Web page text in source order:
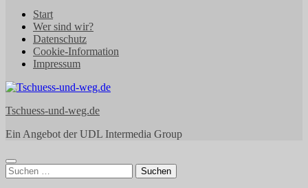
Start
Wer sind wir?
Datenschutz
Cookie-Information
Impressum
Tschuess-und-weg.de
Ein Angebot der UDL Intermedia Group
Suchen
nach: